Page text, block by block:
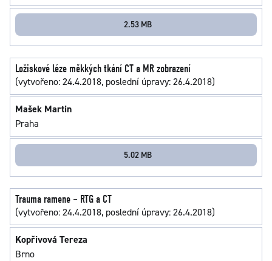
2.53 MB
Ložiskové léze měkkých tkání CT a MR zobrazení
(vytvořeno: 24.4.2018, poslední úpravy: 26.4.2018)
Mašek Martin
Praha
5.02 MB
Trauma ramene – RTG a CT
(vytvořeno: 24.4.2018, poslední úpravy: 26.4.2018)
Kopřivová Tereza
Brno